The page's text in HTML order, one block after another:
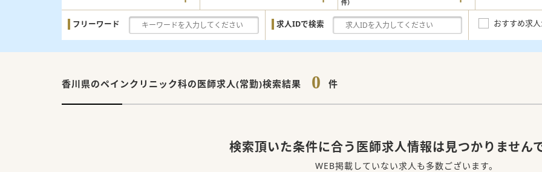
フリーワード 求人IDで検索 おすすめ求
香川県のペインクリニック科の医師求人(常勤)検索結果 0 件
検索頂いた条件に合う医師求人情報は見つかりません
WEB掲載していない求人も多数ございます。